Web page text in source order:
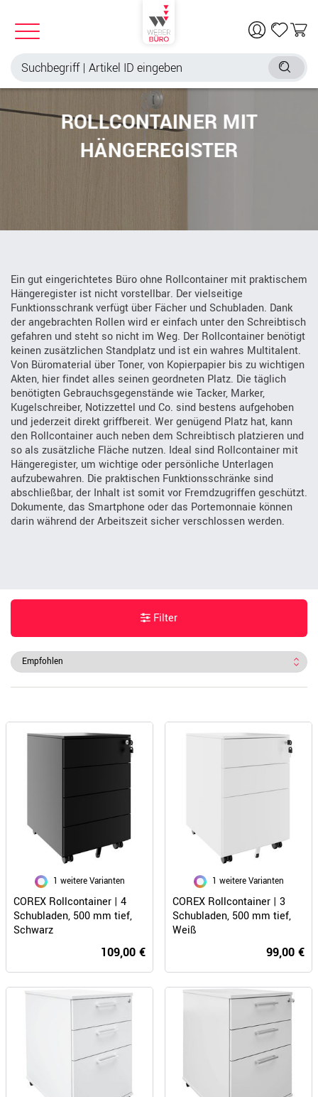
ROLLCONTAINER MIT
HÄNGEREGISTER
Ein gut eingerichtetes Büro ohne Rollcontainer mit praktischem
Hängeregister ist nicht vorstellbar. Der vielseitige
Funktionsschrank verfügt über Fächer und Schubladen. Dank
der angebrachten Rollen wird er einfach unter den Schreibtisch
gefahren und steht so nicht im Weg. Der Rollcontainer benötigt
keinen zusätzlichen Standplatz und ist ein wahres Multitalent.
Von Büromaterial über Toner, von Kopierpapier bis zu wichtigen
Akten, hier findet alles seinen geordneten Platz. Die täglich
benötigten Gebrauchsgegenstände wie Tacker, Marker,
Kugelschreiber, Notizzettel und Co. sind bestens aufgehoben
und jederzeit direkt griffbereit. Wer genügend Platz hat, kann
den Rollcontainer auch neben dem Schreibtisch platzieren und
so als zusätzliche Fläche nutzen. Ideal sind Rollcontainer mit
Hängeregister, um wichtige oder persönliche Unterlagen
aufzubewahren. Die praktischen Funktionsschränke sind
abschließbar, der Inhalt ist somit vor Fremdzugriffen geschützt.
Dokumente, das Smartphone oder das Portemonnaie können
darin während der Arbeitszeit sicher verschlossen werden.
Filter
1 weitere Varianten
COREX Rollcontainer | 4
Schubladen, 500 mm tief,
Schwarz
109,00 €
1 weitere Varianten
COREX Rollcontainer | 3
Schubladen, 500 mm tief,
Weiß
99,00 €